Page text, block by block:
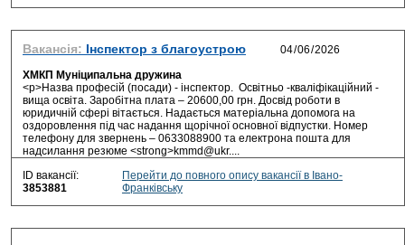
Вакансія: Інспектор з благоустрою
ХМКП Муніципальна дружина
<p>Назва професій (посади) - інспектор. Освітньо -кваліфікаційний -
вища освіта. Заробітна плата – 20600,00 грн. Досвід роботи в
юридичній сфері вітається. Надається матеріальна допомога на
оздоровлення під час надання щорічної основної відпустки. Номер
телефону для звернень – 0633088900 та електрона пошта для
надсилання резюме <strong>kmmd@ukr....
ID вакансії:
3853881
Перейти до повного опису вакансії в Івано-
Франківську